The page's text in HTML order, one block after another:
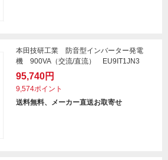
本田技研工業 防音型インバーター発電
機 900VA（交流/直流） EU9IT1JN3
95,740円
9,574ポイント
送料無料、メーカー直送お取寄せ